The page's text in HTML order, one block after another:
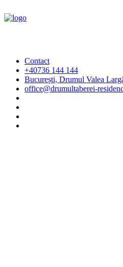
Contact
+40736 144 144
București, Drumul Valea
office@drumultaberei-